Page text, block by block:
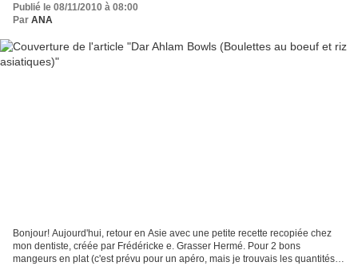
Publié le 08/11/2010 à 08:00
Par ANA
Bonjour! Aujourd'hui, retour en Asie avec une petite recette recopiée chez
mon dentiste, créée par Frédéricke e. Grasser Hermé. Pour 2 bons
mangeurs en plat (c'est prévu pour un apéro, mais je trouvais les quantités